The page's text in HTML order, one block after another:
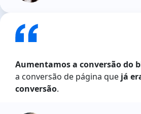
Aumentamos a conversão do
a conversão de página que já
conversão.